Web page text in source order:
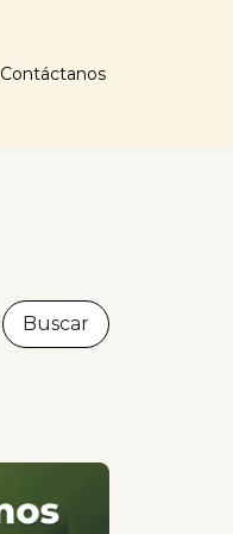
Contáctanos
Buscar